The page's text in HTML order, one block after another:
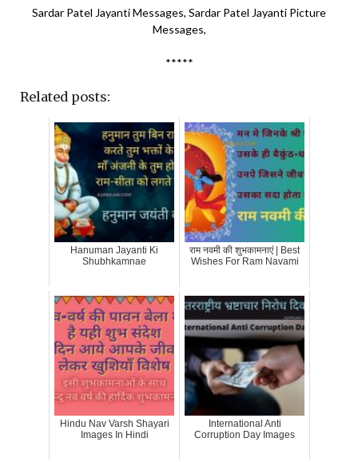
Sardar Patel Jayanti Messages, Sardar Patel Jayanti Picture
Messages,
*****
Related posts:
Hanuman Jayanti Ki
Shubhkamnae
राम नवमी की शुभकामनाएं | Best
Wishes For Ram Navami
Hindu Nav Varsh Shayari
Images In Hindi
International Anti
Corruption Day Images